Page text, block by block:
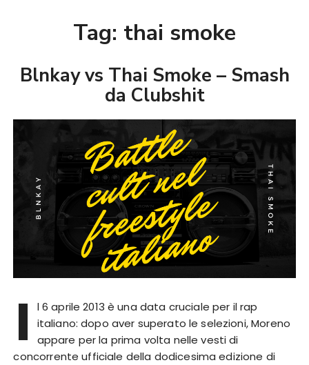
Tag: thai smoke
Blnkay vs Thai Smoke – Smash
da Clubshit
I
l 6 aprile 2013 è una data cruciale per il rap
italiano: dopo aver superato le selezioni, Moreno
appare per la prima volta nelle vesti di
concorrente ufficiale della dodicesima edizione di